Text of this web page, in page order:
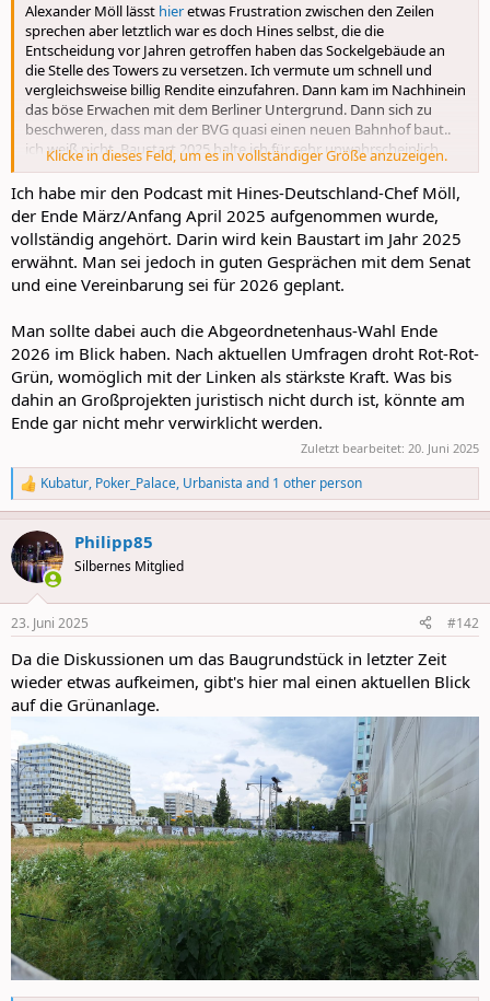
Alexander Möll lässt hieretwas Frustration zwischen den Zeilen
sprechen aber letztlich war es doch Hines selbst, die die
Entscheidung vor Jahren getroffen haben das Sockelgebäude an
die Stelle des Towers zu versetzen. Ich vermute um schnell und
vergleichsweise billig Rendite einzufahren. Dann kam im Nachhinein
das böse Erwachen mit dem Berliner Untergrund. Dann sich zu
beschweren, dass man der BVG quasi einen neuen Bahnhof baut..
ich weiß nicht. Baustart 2025 halte ich für sehr unwahrscheinlich,
lasse mich aber gerne überraschen.
Klicke in dieses Feld, um es in vollständiger Größe anzuzeigen.
Ich habe mir den Podcast mit Hines-Deutschland-Chef Möll,
der Ende März/Anfang April 2025 aufgenommen wurde,
vollständig angehört. Darin wird kein Baustart im Jahr 2025
erwähnt. Man sei jedoch in guten Gesprächen mit dem Senat
und eine Vereinbarung sei für 2026 geplant.
Man sollte dabei auch die Abgeordnetenhaus-Wahl Ende
2026 im Blick haben. Nach aktuellen Umfragen droht Rot-Rot-
Grün, womöglich mit der Linken als stärkste Kraft. Was bis
dahin an Großprojekten juristisch nicht durch ist, könnte am
Ende gar nicht mehr verwirklicht werden.
Zuletzt bearbeitet: 20. Juni 2025
R
e
a
c
t
i
s
Kubatur, Poker_Palace, Urbanista and 1 other person
Philipp85
Silbernes Mitglied
23. Juni 2025 #142
Da die Diskussionen um das Baugrundstück in letzter Zeit
wieder etwas aufkeimen, gibt's hier mal einen aktuellen Blick
auf die Grünanlage.